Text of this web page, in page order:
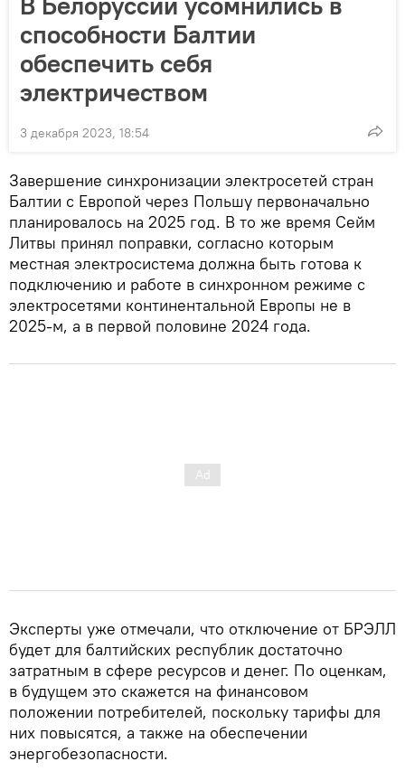
способности Балтии
обеспечить себя
электричеством
3 декабря 2023, 18:54
Завершение синхронизации электросетей стран
Балтии с Европой через Польшу первоначально
планировалось на 2025 год. В то же время Сейм
Литвы принял поправки, согласно которым
местная электросистема должна быть готова к
подключению и работе в синхронном режиме с
электросетями континентальной Европы не в
2025-м, а в первой половине 2024 года.
Эксперты уже отмечали, что отключение от БРЭЛЛ
будет для балтийских республик достаточно
затратным в сфере ресурсов и денег. По оценкам,
в будущем это скажется на финансовом
положении потребителей, поскольку тарифы для
них повысятся, а также на обеспечении
энергобезопасности.